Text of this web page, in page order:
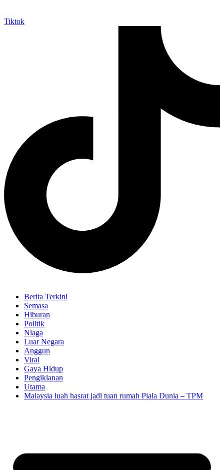
Tiktok
Berita Terkini
Semasa
Hiburan
Politik
Niaga
Luar Negara
Anggun
Viral
Gaya Hidup
Pengiklanan
Utama
Malaysia luah hasrat jadi tuan rumah Piala Dunia – TPM